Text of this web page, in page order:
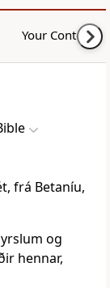
Your Content
frá Betaníu,
og
hennar,